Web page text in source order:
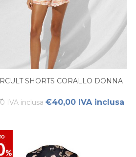
SHORTS CORALLO DONNA
IVA inclusa €40,00 IVA inclusa